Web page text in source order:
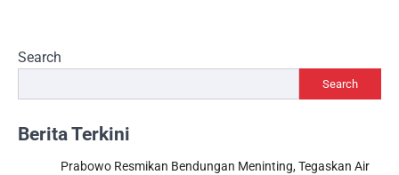
Search
Search
Berita Terkini
Prabowo Resmikan Bendungan Meninting, Tegaskan Air